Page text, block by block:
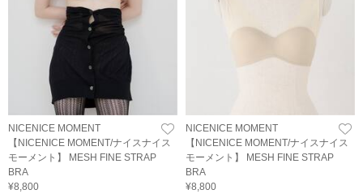
NICENICE MOMENT
【NICENICE MOMENT/ナイスナイス
モーメント】 MESH FINE STRAP
BRA
¥8,800
NICENICE MOMENT
【NICENICE MOMENT/ナイスナイス
モーメント】 MESH FINE STRAP
BRA
¥8,800